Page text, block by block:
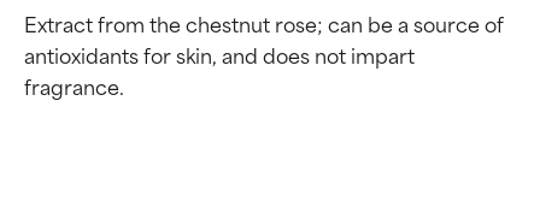
Extract from the chestnut rose; can be a source of
antioxidants for skin, and does not impart